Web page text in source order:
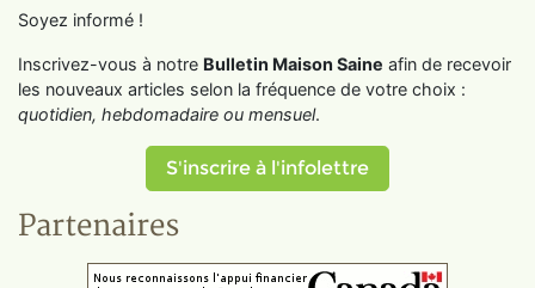
Soyez informé !
Inscrivez-vous à notre Bulletin Maison Saine afin de recevoir
les nouveaux articles selon la fréquence de votre choix :
quotidien, hebdomadaire ou mensuel.
S'inscrire à l'infolettre
Partenaires